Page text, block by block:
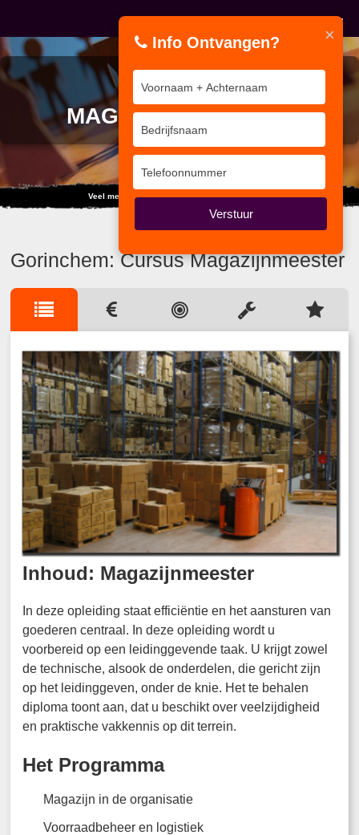
CURSUS
MAGAZIJNMEESTER
Veel mensen kiezen de weg van vooroordelen.
Gorinchem: Cursus Magazijnmeester
Inhoud: Magazijnmeester
In deze opleiding staat efficiëntie en het aansturen van
goederen centraal. In deze opleiding wordt u
voorbereid op een leidinggevende taak. U krijgt zowel
de technische, alsook de onderdelen, die gericht zijn
op het leidinggeven, onder de knie. Het te behalen
diploma toont aan, dat u beschikt over veelzijdigheid
en praktische vakkennis op dit terrein.
Het Programma
Magazijn in de organisatie
Voorraadbeheer en logistiek
×
Info Ontvangen?
Verstuur